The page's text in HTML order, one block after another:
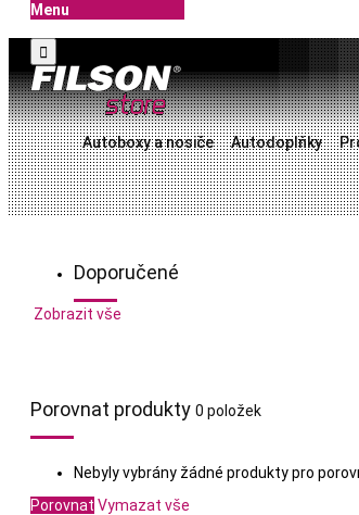
Menu

Autoboxy a nosiče Autodoplňky
Doporučené
Zobrazit vše
Porovnat produkty 0 položek
Nebyly vybrány žádné produkty pro
Porovnat Vymazat vše